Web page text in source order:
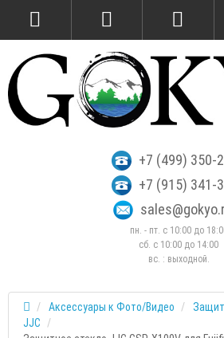
+7 (499) 350-
+7 (915) 341-
пн. - пт. с 10:00 до
сб. c 10:00 до 14:00
вс. : выходной.
Аксессуары к Фото/Видео
JJC